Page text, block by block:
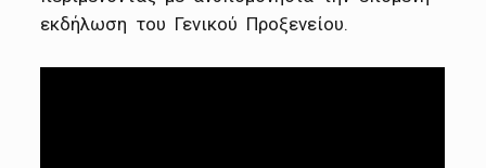
εκδήλωση του Γενικού Προξενείου.